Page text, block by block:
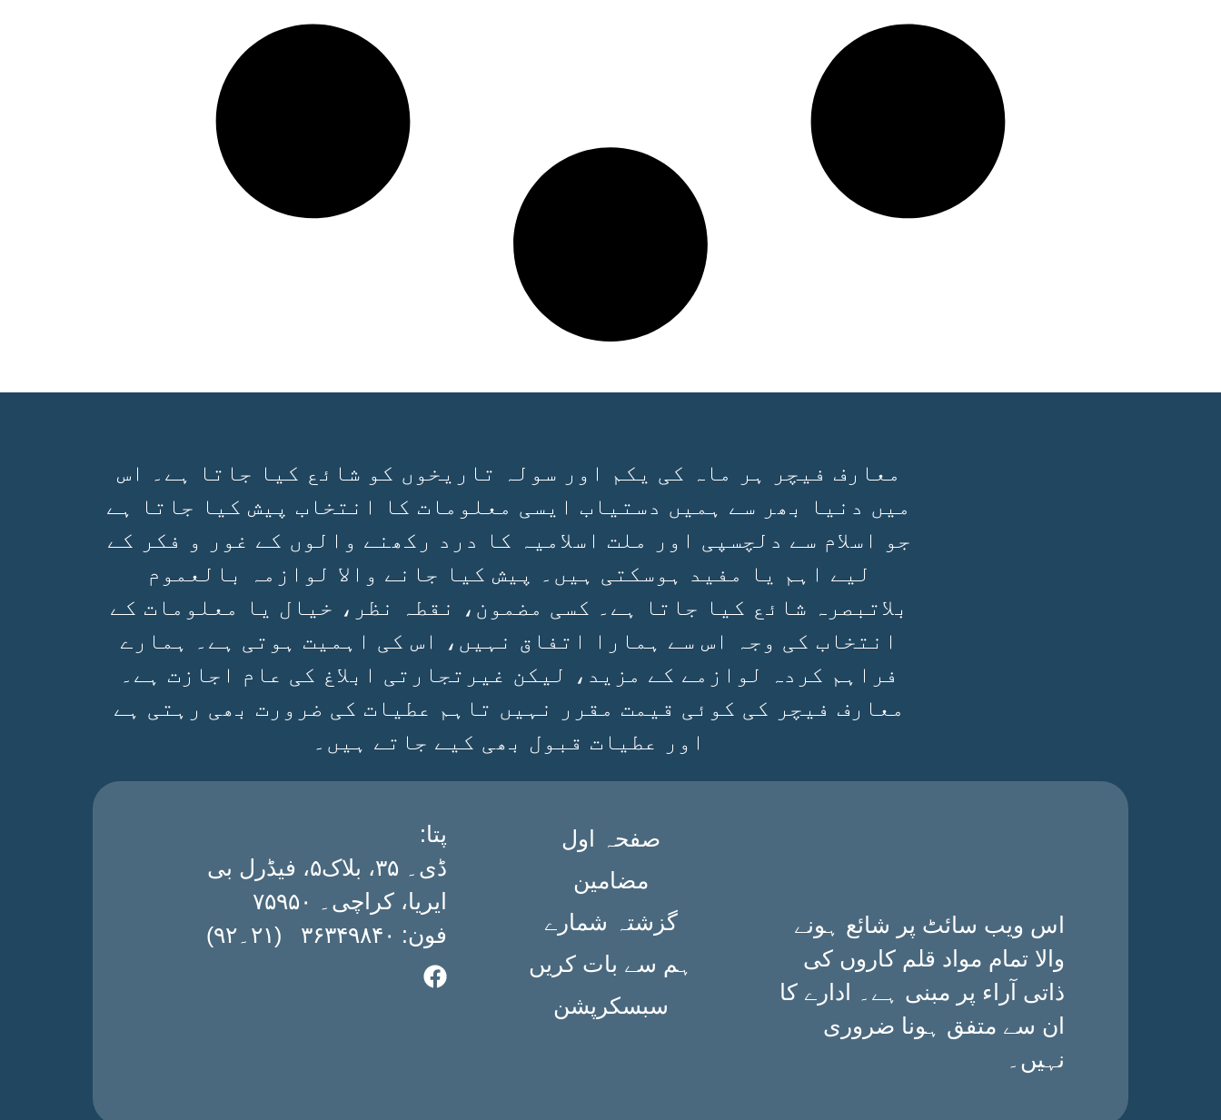
معارف فیچر ہر ماہ کی یکم اور سولہ تاریخوں کو شائع کیا جاتا ہے۔ اس
میں دنیا بھر سے ہمیں دستیاب ایسی معلومات کا انتخاب پیش کیا جاتا ہے
جو اسلام سے دلچسپی اور ملت اسلامیہ کا درد رکھنے والوں کے غور و فکر کے
لیے اہم یا مفید ہوسکتی ہیں۔ پیش کیا جانے والا لوازمہ بالعموم
بلاتبصرہ شائع کیا جاتا ہے۔ کسی مضمون، نقطہ نظر، خیال یا معلومات کے
انتخاب کی وجہ اس سے ہمارا اتفاق نہیں، اس کی اہمیت ہوتی ہے۔ ہمارے
فراہم کردہ لوازمے کے مزید، لیکن غیرتجارتی ابلاغ کی عام اجازت ہے۔
معارف فیچر کی کوئی قیمت مقرر نہیں تاہم عطیات کی ضرورت بھی رہتی ہے
اور عطیات قبول بھی کیے جاتے ہیں۔
:پتا
ڈی۔ ۳۵، بلاک۵، فیڈرل بی
ایریا، کراچی۔ ۷۵۹۵۰
فون: ۳۶۳۴۹۸۴۰ (۲۱۔۹۲)
صفحہ اول
مضامین
گزشتہ شمارے
ہم سے بات کریں
سبسکرپشن
اس ویب سائٹ پر شائع ہونے
والا تمام مواد قلم کاروں کی
ذاتی آراء پر مبنی ہے۔ ادارے کا
ان سے متفق ہونا ضروری
نہیں۔